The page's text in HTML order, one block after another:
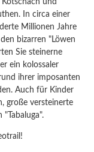
In circa einer
Millionen Jahre
bizarren "Löwen
Sie steinerne
ein kolossaler
ihrer imposanten
Auch für Kinder
große versteinerte